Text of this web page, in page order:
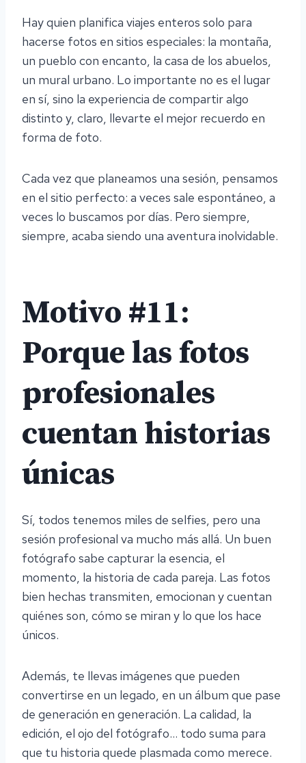
Hay quien planifica viajes enteros solo para
hacerse fotos en sitios especiales: la montaña,
un pueblo con encanto, la casa de los abuelos,
un mural urbano. Lo importante no es el lugar
en sí, sino la experiencia de compartir algo
distinto y, claro, llevarte el mejor recuerdo en
forma de foto.
Cada vez que planeamos una sesión, pensamos
en el sitio perfecto: a veces sale espontáneo, a
veces lo buscamos por días. Pero siempre,
siempre, acaba siendo una aventura inolvidable.
Motivo #11:
Porque las fotos
profesionales
cuentan historias
únicas
Sí, todos tenemos miles de selfies, pero una
sesión profesional va mucho más allá. Un buen
fotógrafo sabe capturar la esencia, el
momento, la historia de cada pareja. Las fotos
bien hechas transmiten, emocionan y cuentan
quiénes son, cómo se miran y lo que los hace
únicos.
Además, te llevas imágenes que pueden
convertirse en un legado, en un álbum que pase
de generación en generación. La calidad, la
edición, el ojo del fotógrafo… todo suma para
que tu historia quede plasmada como merece.